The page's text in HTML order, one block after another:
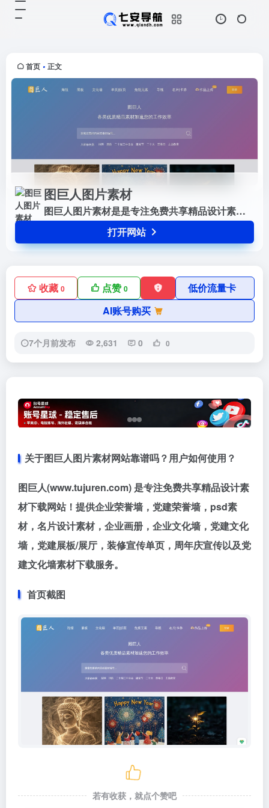
首页 • 正文
图巨人图片素材
图巨人图片素材是是专注免费共享精品设计素材下载网站
打开网站
收藏 0 点赞0
低价流量卡
AI账号购买
7个月前发布 2,631 0 0
关于图巨人图片素材网站靠谱吗？用户如何使用？
图巨人(www.tujuren.com) 是专注免费共享精品设计素
材下载网站！提供企业荣誉墙，党建荣誉墙，psd素
材，名片设计素材，企业画册，企业文化墙，党建文化
墙，党建展板/展厅，装修宣传单页，周年庆宣传以及党
建文化墙素材下载服务。
首页截图
若有收获，就点个赞吧